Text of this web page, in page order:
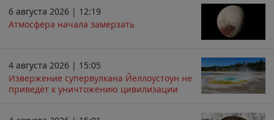
6 августа 2026 | 12:19
Атмосфера начала замерзать
4 августа 2026 | 15:05
Извержение супервулкана Йеллоустоун не
приведёт к уничтожению цивилизации